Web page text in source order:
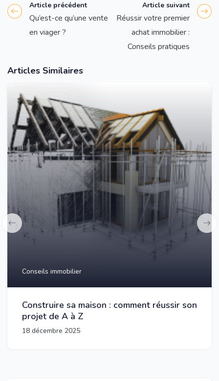
Article précédent
Qu’est-ce qu’une vente
en viager ?
Article suivant
Réussir votre premier
achat immobilier :
Conseils pratiques
Articles Similaires
Conseils immobilier
Construire sa maison : comment réussir son
projet de A à Z
18 décembre 2025